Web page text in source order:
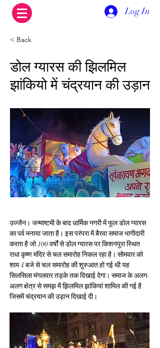
Log In
< Back
डोल ग्यारस की झिलमिल
झांकियो में चंद्रयान की उड़ान
उज्जैन। जन्माष्टमी के बाद धार्मिक नगरी में फूल डोल ग्यारस
का पर्व मनाया जाता है। इस परंपरा में बैरवा समाज भागीदारी
करता है जो 100 वर्षों से डोल ग्यारस पर किशनपुरा स्थित
राधा कृष्ण मंदिर से चल समारोह निकल रहा है। सोमवार को
शाम 4 बजे से चल समारोह की शुरुआत हो गई थी यह
सिलसिला मंगलवार तड़के तक दिखाई देगा। समाज के अलग-
अलग क्षेत्र से समझ में झिलमिल झांकियां शामिल की गई है
जिसमें चंद्रयान की उड़ान दिखाई दी।